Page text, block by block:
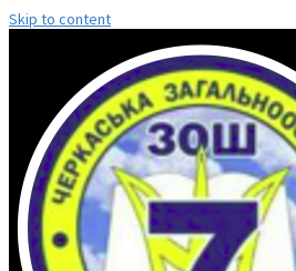
Skip to content